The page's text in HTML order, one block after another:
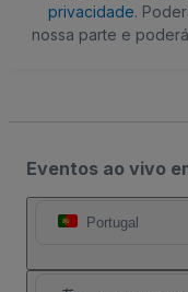
privacidade.
nossa parte e
Eventos ao vivo
Portugal